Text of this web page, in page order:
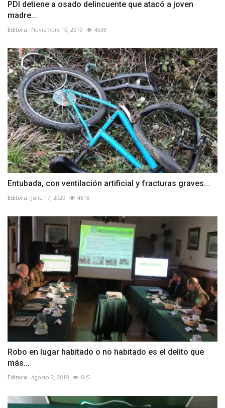
PDI detiene a osado delincuente que atacó a joven
madre...
Editora Noviembre 10, 2019 4538
Entubada, con ventilación artificial y fracturas graves...
Editora Julio 17, 2020 4618
Robo en lugar habitado o no habitado es el delito que
más...
Editora Agosto 2, 2019 845